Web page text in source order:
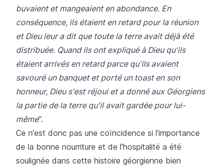
buvaient et mangeaient en abondance. En
conséquence, ils étaient en retard pour la réunion
et Dieu leur a dit que toute la terre avait déjà été
distribuée. Quand ils ont expliqué à Dieu qu'ils
étaient arrivés en retard parce qu'ils avaient
savouré un banquet et porté un toast en son
honneur, Dieu s'est réjoui et a donné aux Géorgiens
la partie de la terre qu'il avait gardée pour lui-
même".
Ce n'est donc pas une coïncidence si l'importance
de la bonne nourriture et de l'hospitalité a été
soulignée dans cette histoire géorgienne bien